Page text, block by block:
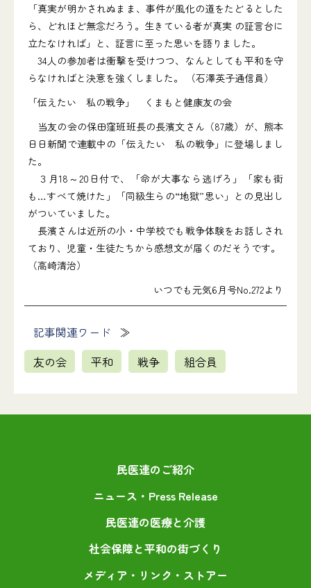
「真実が明かされぬまま、事件が風化の道をたどるとした
ら、どれほど無念だろう。生きている者が真実 の証言台に
立たなければ」と、証言に至った思いを語りました。
34人の参加者は衝撃を受けつつ、なんとしても平和を守
らなければと決意を強くしました。 （石澤英子通信員）
「伝えたい 私の戦争」
くまもと健康友の会
当友の会の保田窪班班長の長濱文さん（87歳）が、熊本
日日新聞で連載中の「伝えたい 私の戦争」に登場しまし
た。
３月18～20日付で、「命が大事なら逃げろ」「家も街
も…すべて焼けた」「同級生らの“地獄”思い」との見出し
がついていました。
長濱さんは近所の小・中学校でも戦争体験をお話しされ
ており、児童・生徒たちから感想文が届くのだそうです。
（高崎清治）
いつでも元気6月号No.272より
記事関連ワード
友の会
平和 戦争 組合員
民医連のご紹介
ニュース・Press Release
民医連の医療と介護
社会保障と平和の街づくり
メディア・リンク・ストアー